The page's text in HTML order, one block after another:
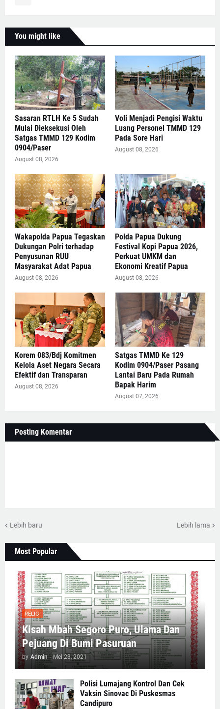
You might like
Sasaran RTLH Ke 5 Sudah
Mulai Dieksekusi Oleh
Satgas TMMD 129 Kodim
0904/Paser
August 08, 2026
Voli Menjadi Pengisi Waktu
Luang Personel TMMD 129
Pada Sore Hari
August 08, 2026
Wakapolda Papua Tegaskan
Dukungan Polri terhadap
Penyusunan RUU
Masyarakat Adat Papua
August 08, 2026
Polda Papua Dukung
Festival Kopi Papua 2026,
Perkuat UMKM dan
Ekonomi Kreatif Papua
August 08, 2026
Korem 083/Bdj Komitmen
Kelola Aset Negara Secara
Efektif dan Transparan
August 08, 2026
Satgas TMMD Ke 129
Kodim 0904/Paser Pasang
Lantai Baru Pada Rumah
Bapak Harim
August 07, 2026
Posting Komentar
Lebih baru Lebih lama
Most Popular
RELIGI
Kisah Mbah Segoro Puro, Ulama Dan
Pejuang Di Bumi Pasuruan
by Admin - Mei 23, 2021
Polisi Lumajang Kontrol Dan Cek
Vaksin Sinovac Di Puskesmas
Candipuro